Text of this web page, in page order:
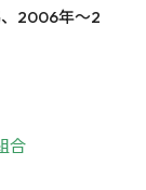
2006年～2
合